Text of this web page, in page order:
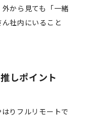
から見ても「一緒
社内にいること
しポイント
りフルリモートで